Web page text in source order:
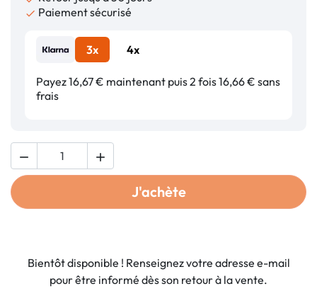
 Paiement sécurisé
3x 4x
Payez 16,67 € maintenant puis 2 fois 16,66 € sans
frais
 
J'achète
Bientôt disponible ! Renseignez votre adresse e-mail
pour être informé dès son retour à la vente.